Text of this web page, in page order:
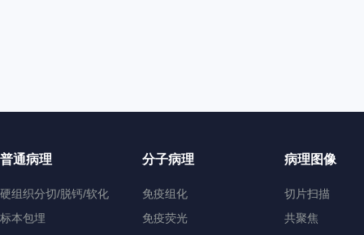
普通病理
硬组织分切/脱钙/软化
标本包埋
分子病理
免疫组化
免疫荧光
病理图像
切片扫描
共聚焦